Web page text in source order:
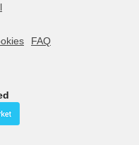
FAQ